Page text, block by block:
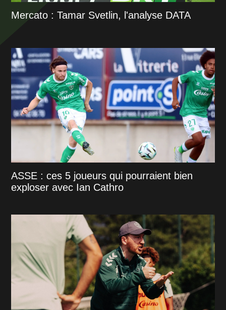
Mercato : Tamar Svetlin, l'analyse DATA
ASSE : ces 5 joueurs qui pourraient bien
exploser avec Ian Cathro